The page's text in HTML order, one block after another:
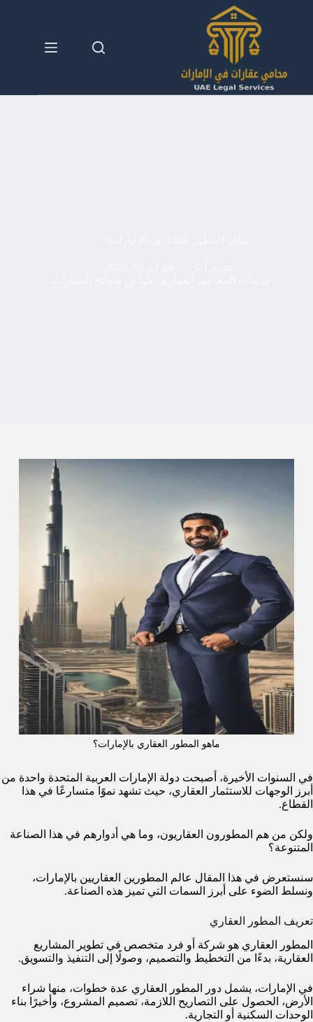
ماهو المطور العقاري بالإمارات؟
في السنوات الأخيرة، أصبحت دولة الإمارات العربية المتحدة واحدة من
أبرز الوجهات للاستثمار العقاري، حيث تشهد نموًا متسارعًا في هذا
القطاع.
ولكن من هم المطورون العقاريون، وما هي أدوارهم في هذا الصناعة
المتنوعة؟
سنستعرض في هذا المقال عالم المطورين العقاريين بالإمارات،
ونسلط الضوء على أبرز السمات التي تميز هذه الصناعة.
تعريف المطور العقاري
المطور العقاري هو شركة أو فرد متخصص في تطوير المشاريع
العقارية، بدءًا من التخطيط والتصميم، وصولًا إلى التنفيذ والتسويق.
في الإمارات، يشمل دور المطور العقاري عدة خطوات، منها شراء
الأرض، الحصول على التصاريح اللازمة، تصميم المشروع، وأخيرًا بناء
الوحدات السكنية أو التجارية.